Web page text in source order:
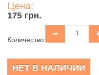
Цена:
175 грн.
Количество
НЕТ В НАЛИЧИИ